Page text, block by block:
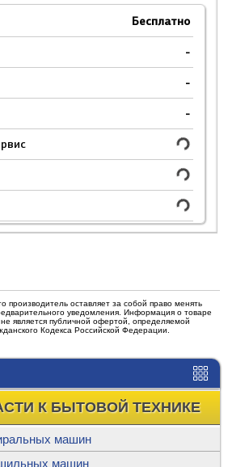
К БЫТОВОЙ ТЕХНИКЕ
машин
машин
Бесплатно
-
-
-
оставляет за собой право менять
уведомления. Информация о товаре
является публичной офертой, определяемой
Кодекса Российской Федерации.